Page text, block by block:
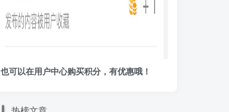
也可以在用户中心购买积分，有优惠哦！